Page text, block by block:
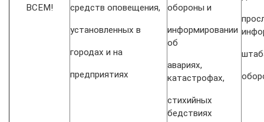
ВСЕМ!
средств оповещения,
установленных в
городах и на
предприятиях
обороны и
информировании
об
авариях,
катастрофах,
стихийных
бедствиях